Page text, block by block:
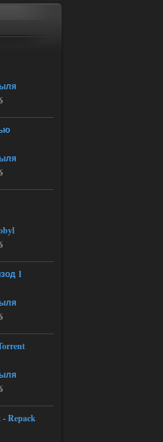
- Dead
➤
- Dead
➤
➤
1
Repack